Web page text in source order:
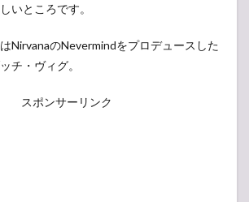
いところです。
NirvanaのNevermindをプロデュースした
チ・ヴィグ。
スポンサーリンク